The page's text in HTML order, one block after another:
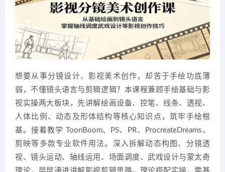
想要从事分镜设计、影视美术创作，却苦于手绘功底薄
弱，不懂镜头语言与剪辑逻辑？本课程兼顾手绘基础与影
视实操两大板块，先讲解绘画设备、控笔、线条、透视、
人体比例、动态及形体结构等核心知识点，筑牢手绘根
基。接着教学 ToonBoom、PS、PR、ProcreateDreams、
剪映等多款专业软件用法。深入拆解动态构图、分镜透
视、镜头运动、轴线运用、场面调度、武戏设计与蒙太奇